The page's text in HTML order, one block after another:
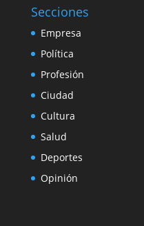
Secciones
Empresa
Política
Profesión
Ciudad
Cultura
Salud
Deportes
Opinión